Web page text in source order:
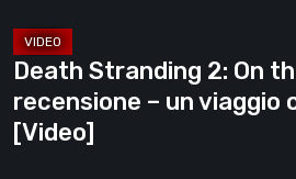
viaggio
oltre
il
viaggio
Death Stranding 2: On
recensione – un viaggio
[Video]